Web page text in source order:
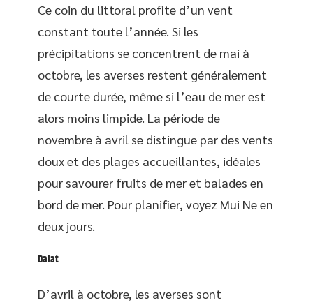
Ce coin du littoral profite d’un vent
constant toute l’année. Si les
précipitations se concentrent de mai à
octobre, les averses restent généralement
de courte durée, même si l’eau de mer est
alors moins limpide. La période de
novembre à avril se distingue par des vents
doux et des plages accueillantes, idéales
pour savourer fruits de mer et balades en
bord de mer. Pour planifier, voyez Mui Ne en
deux jours.
Dalat
D’avril à octobre, les averses sont